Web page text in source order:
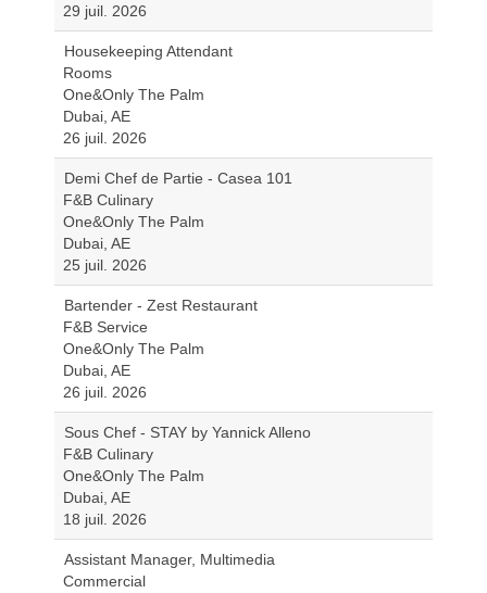
29 juil. 2026
Housekeeping Attendant
Rooms
One&Only The Palm
Dubai, AE
26 juil. 2026
Demi Chef de Partie - Casea 101
F&B Culinary
One&Only The Palm
Dubai, AE
25 juil. 2026
Bartender - Zest Restaurant
F&B Service
One&Only The Palm
Dubai, AE
26 juil. 2026
Sous Chef - STAY by Yannick Alleno
F&B Culinary
One&Only The Palm
Dubai, AE
18 juil. 2026
Assistant Manager, Multimedia
Commercial